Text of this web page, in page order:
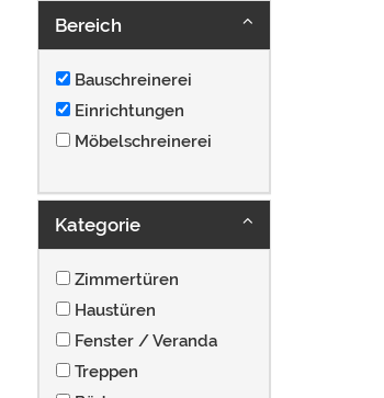
Bereich
Bauschreinerei
Einrichtungen
Möbelschreinerei
Kategorie
Zimmertüren
Haustüren
Fenster / Veranda
Treppen